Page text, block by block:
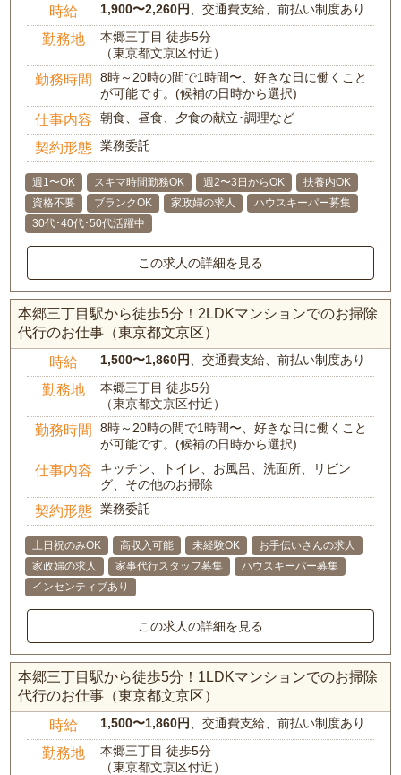
時給 1,900〜2,260円 、交通費支給、前払い制度あり
勤務地
本郷三丁目 徒歩5分
（東京都文京区付近）
勤務時間
8時～20時の間で1時間〜、好きな日に働くこと
が可能です。(候補の日時から選択)
仕事内容 朝食、昼食、夕食の献立･調理など
契約形態 業務委託
週1〜OK スキマ時間勤務OK 週2〜3日からOK
扶養内OK
資格不要
ブランクOK 家政婦の求人
ハウスキーパー募集
30代･40代･50代活躍中
この求人の詳細を見る
本郷三丁目駅から徒歩5分！2LDKマンションでのお掃除
代行のお仕事（東京都文京区）
時給 1,500〜1,860円 、交通費支給、前払い制度あり
勤務地
本郷三丁目 徒歩5分
（東京都文京区付近）
勤務時間
8時～20時の間で1時間〜、好きな日に働くこと
が可能です。(候補の日時から選択)
仕事内容
キッチン、トイレ、お風呂、洗面所、リビン
グ、その他のお掃除
契約形態 業務委託
土日祝のみOK 高収入可能 未経験OK
お手伝いさんの求人
家政婦の求人
家事代行スタッフ募集
ハウスキーパー募集
インセンティブあり
この求人の詳細を見る
本郷三丁目駅から徒歩5分！1LDKマンションでのお掃除
代行のお仕事（東京都文京区）
時給 1,500〜1,860円 、交通費支給、前払い制度あり
勤務地
本郷三丁目 徒歩5分
（東京都文京区付近）